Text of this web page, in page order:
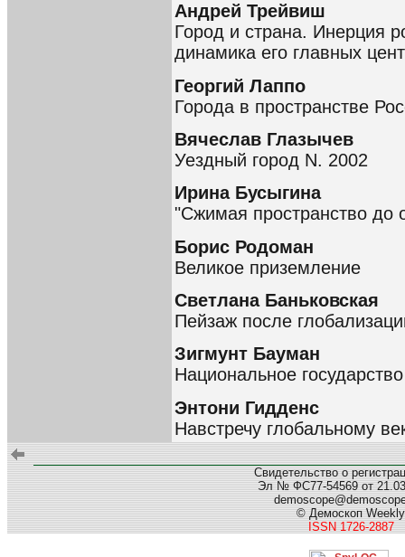
Андрей Трейвиш
Город и страна. Инерция
динамика его главных
Георгий Лаппо
Города в пространстве
Вячеслав Глазычев
Уездный город N. 2002
Ирина Бусыгина
"Сжимая пространство до
Борис Родоман
Великое приземление
Светлана Баньковская
Пейзаж после
Зигмунт Бауман
Национальное
Энтони Гидденс
Навстречу глобальному
Свидетельство о
Эл № ФС77-54569 от
© Демоскоп Weekly
ISSN 1726-2887